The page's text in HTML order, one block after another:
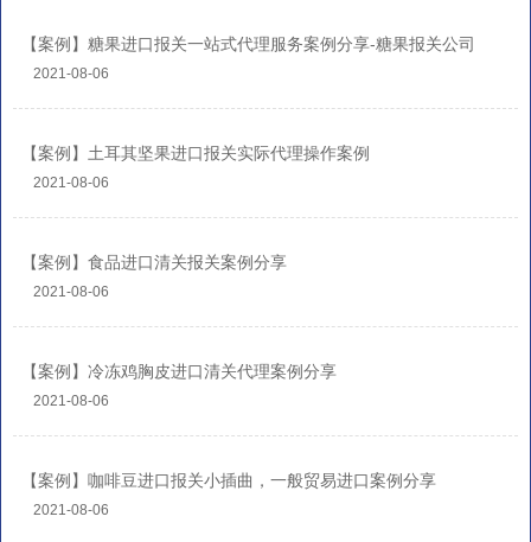
【案例】糖果进口报关一站式代理服务案例分享-糖果报关公司
2021-08-06
【案例】土耳其坚果进口报关实际代理操作案例
2021-08-06
【案例】食品进口清关报关案例分享
2021-08-06
【案例】冷冻鸡胸皮进口清关代理案例分享
2021-08-06
【案例】咖啡豆进口报关小插曲，一般贸易进口案例分享
2021-08-06